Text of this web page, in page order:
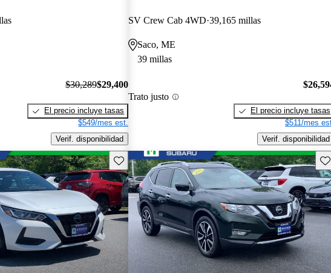
$30,289$29,400
El precio incluye tasas
$549/mes est.
Verif. disponibilidad
SV Crew Cab 4WD 39,165 millas
Saco, ME
39 millas
Trato justo
El precio incluye tasas
$511/mes
Verif. disponibilidad
Guarda este Aviso